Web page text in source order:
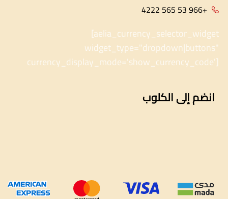
+966 53 565 4222
[aelia_currency_selector_widget
widget_type="dropdown|buttons"
currency_display_mode='show_currency_code']
انضم إلى الكلوب